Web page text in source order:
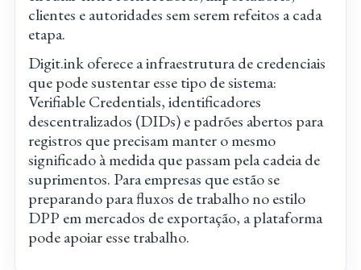
clientes e autoridades sem serem refeitos a cada
etapa.
Digit.ink oferece a infraestrutura de credenciais
que pode sustentar esse tipo de sistema:
Verifiable Credentials, identificadores
descentralizados (DIDs) e padrões abertos para
registros que precisam manter o mesmo
significado à medida que passam pela cadeia de
suprimentos. Para empresas que estão se
preparando para fluxos de trabalho no estilo
DPP em mercados de exportação, a plataforma
pode apoiar esse trabalho.